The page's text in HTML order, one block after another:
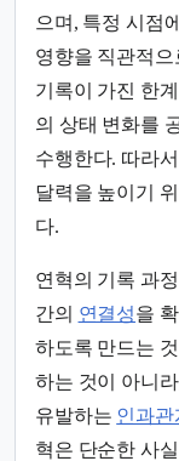
으며, 특정 시점
영향을 직관적으
기록이 가진 한
의 상태 변화를
수행한다. 따라
달력을 높이기
다.
연혁의 기록 과
간의 연결성을
하도록 만드는
하는 것이 아니
유발하는 인과관
혁은 단순한 사